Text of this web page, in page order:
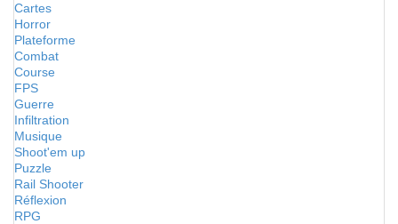
Cartes
Horror
Plateforme
Combat
Course
FPS
Guerre
Infiltration
Musique
Shoot'em up
Puzzle
Rail Shooter
Réflexion
RPG